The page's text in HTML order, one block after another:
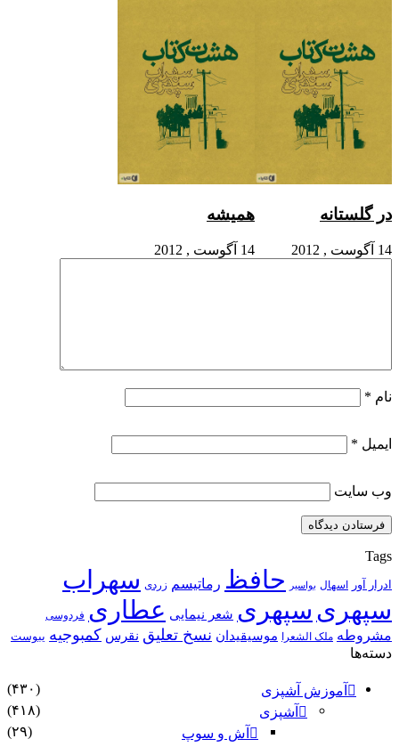
در گلستانه
14 آگوست , 2012
همیشه
14 آگوست , 2012
نام *
ایمیل *
وب‌ سایت
Tags
ادرار آور اسهال بواسیر حافظ رماتیسم زردی سهراب
سپهری سپهری شعر نیمایی عطاری فردوسی
مشروطه ملک الشعرا موسیقیدان نسخ تعلیق نقرس کمبوجیه یبوست
دسته‌ها
آموزش آشپزی
(۴۳۰)
آشپزی
(۴۱۸)
آش و سوپ
(۲۹)